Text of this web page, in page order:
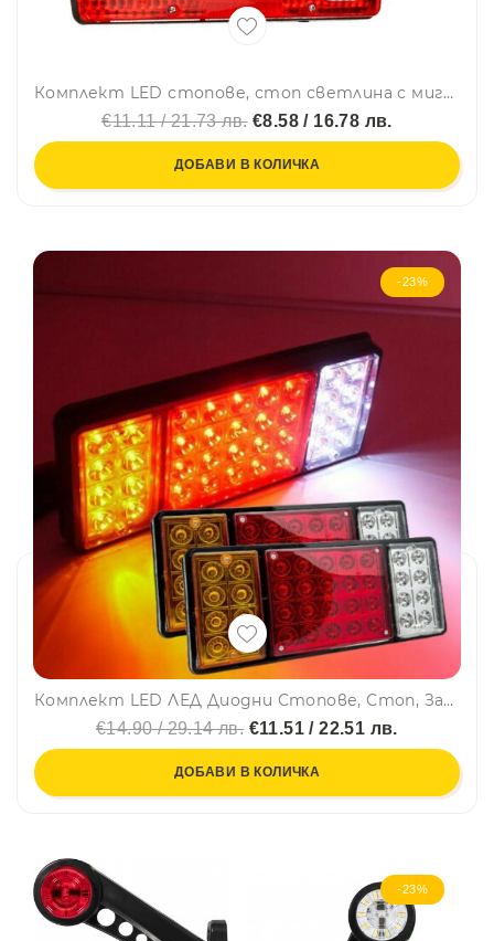
Комплект LED стопове, стоп светлина с мигач, задна светлина, 12v за камион бус ТИР, ремарке, каравана 29 x 8 cm
€11.11 / 21.73 лв.€8.58 / 16.78 лв.
ДОБАВИ В КОЛИЧКА
-23%
Комплект LED ЛЕД Диодни Стопове, Стоп, Задни светлини с 4 Функции, 12V, 31,5 cm x 13,5 cm Подходящ за ремаркета, каравани, селскостопански превозни ср
€14.90 / 29.14 лв.€11.51 / 22.51 лв.
ДОБАВИ В КОЛИЧКА
-23%